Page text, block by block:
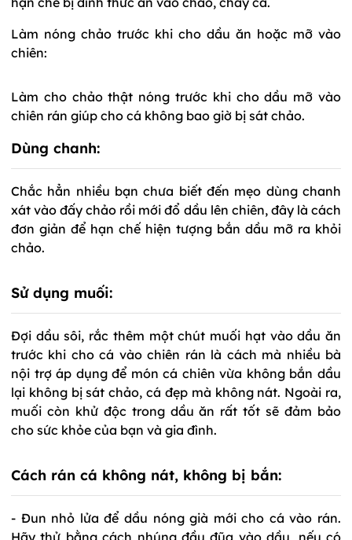
Làm nóng chảo trước khi cho dầu ăn hoặc mỡ vào
chiên:
Làm cho chảo thật nóng trước khi cho dầu mỡ vào
chiên rán giúp cho cá không bao giờ bị sát chảo.
Dùng chanh:
Chắc hẳn nhiều bạn chưa biết đến mẹo dùng chanh
xát vào đấy chảo rồi mới đổ dầu lên chiên, đây là cách
đơn giản để hạn chế hiện tượng bắn dầu mỡ ra khỏi
chảo.
Sử dụng muối:
Đợi dầu sôi, rắc thêm một chút muối hạt vào dầu ăn
trước khi cho cá vào chiên rán là cách mà nhiều bà
nội trợ áp dụng để món cá chiên vừa không bắn dầu
lại không bị sát chảo, cá đẹp mà không nát. Ngoài ra,
muối còn khử độc trong dầu ăn rất tốt sẽ đảm bảo
cho sức khỏe của bạn và gia đình.
Cách rán cá không nát, không bị bắn:
- Đun nhỏ lửa để dầu nóng già mới cho cá vào rán.
Hãy thử bằng cách nhúng đầu đũa vào dầu, nếu có